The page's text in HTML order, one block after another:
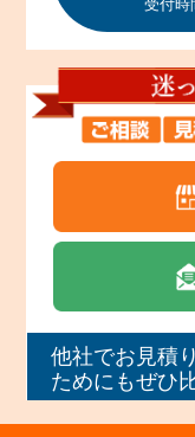
受付時
他社でお見積
ためにもぜひ